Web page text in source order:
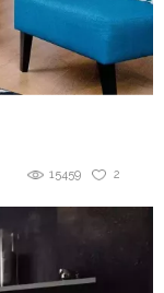
2
15459